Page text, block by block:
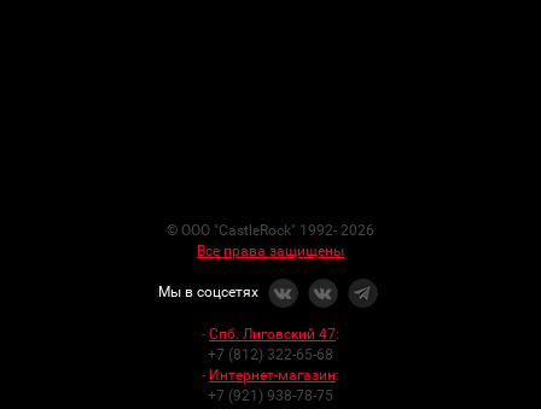
© ООО "CastleRock" 1992- 2026
Все права защищены
Мы в соцсетях
- Спб. Лиговский 47:
+7 (812) 322-65-68
- Интернет-магазин:
+7 (921) 938-78-75